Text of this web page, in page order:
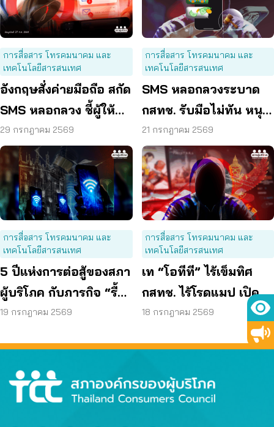
การสื่อสาร โทรคมนาคม และ
เทคโนโลยีสารสนเทศ
อังกฤษสั่งค่ายมือถือ สกัด
SMS หลอกลวง ชี้ผู้ให้
บริการต้องร่วมรับผิด
29 กรกฎาคม 2569
การสื่อสาร โทรคมนาคม และ
เทคโนโลยีสารสนเทศ
SMS หลอกลวงระบาด
กสทช. รับมือไม่ทัน หนุน
ใช้ พ.ร.ก. ไซเบอร์ เข้มข้น
21 กรกฎาคม 2569
การสื่อสาร โทรคมนาคม และ
เทคโนโลยีสารสนเทศ
5 ปีแห่งการต่อสู้ของสภา
ผู้บริโภค กับภารกิจ “รื้อ
กสทช.” เพื่อทวงคืนสิทธิ
19 กรกฎาคม 2569
การสื่อสาร โทรคมนาคม และ
เทคโนโลยีสารสนเทศ
เท “โอทีที” ไร้เข็มทิศ
กสทช. ไร้โรดแมป เปิด
ช่องมิจฉาชีพหลอกผู้
18 กรกฎาคม 2569